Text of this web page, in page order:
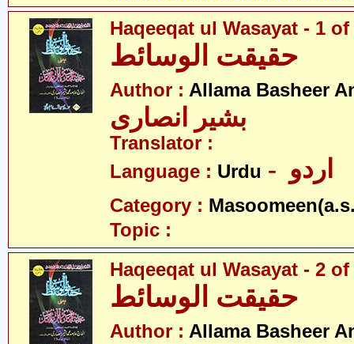
Haqeeqat ul Wasayat - 1 of
حقیقت الوسائط
Author : Allama Basheer
بشیر انصاری
Translator :
Language : Urdu
Category :
Topic :
Haqeeqat ul Wasayat - 2 of
حقیقت الوسائط
Author : Allama Basheer